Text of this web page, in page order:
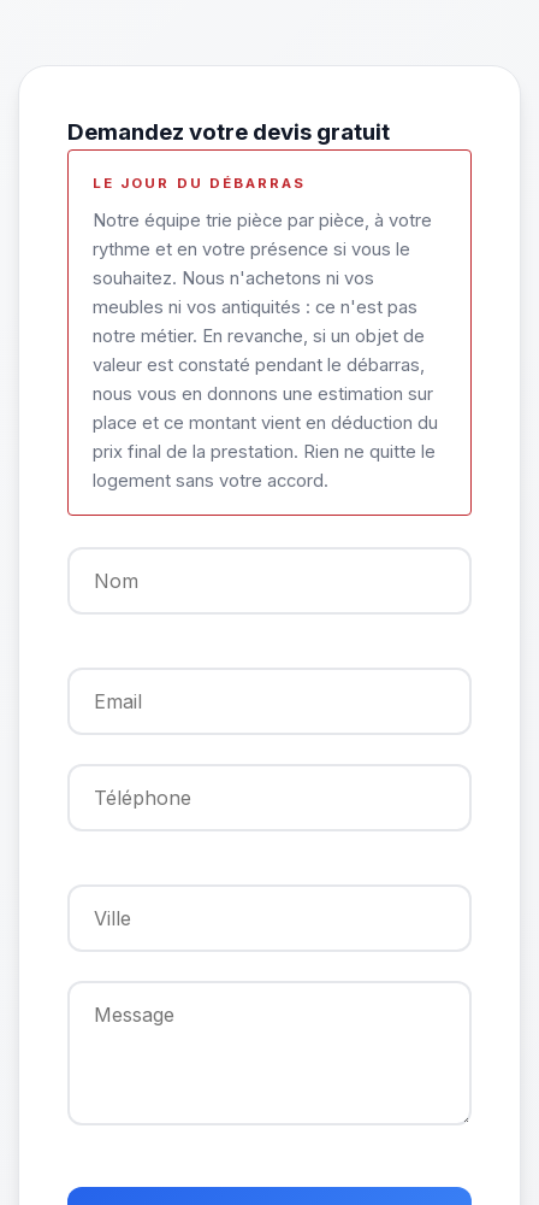
Demandez votre devis gratuit
LE JOUR DU DÉBARRAS
Notre équipe trie pièce par pièce, à votre
rythme et en votre présence si vous le
souhaitez. Nous n'achetons ni vos
meubles ni vos antiquités : ce n'est pas
notre métier. En revanche, si un objet de
valeur est constaté pendant le débarras,
nous vous en donnons une estimation sur
place et ce montant vient en déduction du
prix final de la prestation. Rien ne quitte le
logement sans votre accord.